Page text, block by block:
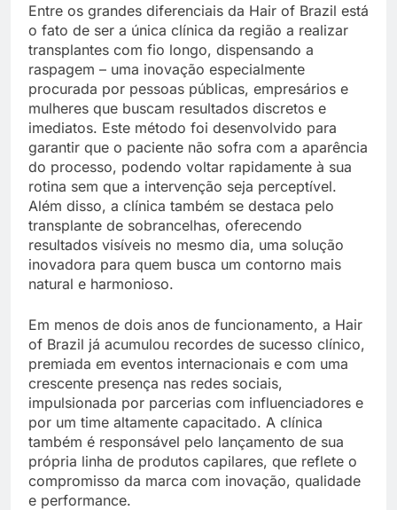
Entre os grandes diferenciais da Hair of Brazil está
o fato de ser a única clínica da região a realizar
transplantes com fio longo, dispensando a
raspagem – uma inovação especialmente
procurada por pessoas públicas, empresários e
mulheres que buscam resultados discretos e
imediatos. Este método foi desenvolvido para
garantir que o paciente não sofra com a aparência
do processo, podendo voltar rapidamente à sua
rotina sem que a intervenção seja perceptível.
Além disso, a clínica também se destaca pelo
transplante de sobrancelhas, oferecendo
resultados visíveis no mesmo dia, uma solução
inovadora para quem busca um contorno mais
natural e harmonioso.
Em menos de dois anos de funcionamento, a Hair
of Brazil já acumulou recordes de sucesso clínico,
premiada em eventos internacionais e com uma
crescente presença nas redes sociais,
impulsionada por parcerias com influenciadores e
por um time altamente capacitado. A clínica
também é responsável pelo lançamento de sua
própria linha de produtos capilares, que reflete o
compromisso da marca com inovação, qualidade
e performance.